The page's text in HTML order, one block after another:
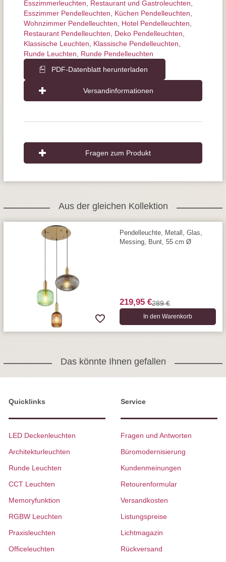
Esszimmer­­leuchten
Restaurant und Gastroleuchten
Esszimmer Pendelleuchten
Küchen Pendelleuchten
Wohnzimmer Pendelleuchten
Hotel Pendelleuchten
Restaurant Pendelleuchten
Deko Pendelleuchten
Klassische Leuchten
Klassische Pendelleuchten
Runde Leuchten
Runde Pendelleuchten
PDF-Datenblatt herunterladen
Versandinformationen
Fragen zum Produkt
Aus der gleichen Kollektion
Pendelleuchte, Metall, Glas,
Messing, Bunt, 55 cm Ø
219,95 €289 €
In den Warenkorb
Das könnte Ihnen gefallen
Quicklinks
LED Deckenleuchten
Architekturleuchten
Runde Leuchten
CCT Leuchten
Memoryfunktion
RGBW Leuchten
Praxisleuchten
Officeleuchten
Service
Fragen und Antworten
Büromodernisierung
Kundenmeinungen
Retourenformular
Versandkosten
Listungspreise
Lichtmagazin
Rückversand